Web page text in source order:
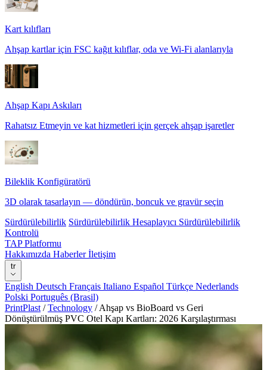
Kart kılıfları
Ahşap kartlar için FSC kağıt kılıflar, oda ve Wi-Fi alanlarıyla
Ahşap Kapı Askıları
Rahatsız Etmeyin ve kat hizmetleri için gerçek ahşap işaretler
Bileklik Konfigüratörü
3D olarak tasarlayın — döndürün, boncuk ve gravür seçin
Sürdürülebilirlik Sürdürülebilirlik Hesaplayıcı Sürdürülebilirlik
Kontrolü
TAP Platformu
Hakkımızda Haberlerİletişim
tr
English Deutsch Français Italiano Español Türkçe Nederlands
Polski Português (Brasil)
PrintPlast / Technology / Ahşap vs BioBoard vs Geri
Dönüştürülmüş PVC Otel Kapı Kartları: 2026 Karşılaştırması